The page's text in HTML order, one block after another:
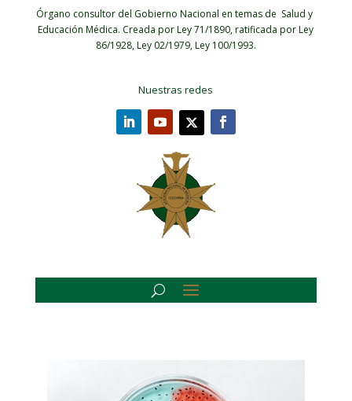
Órgano consultor del Gobierno Nacional en temas de Salud y
Educación Médica. Creada por Ley 71/1890, ratificada por Ley
86/1928, Ley 02/1979, Ley 100/1993.
Nuestras redes